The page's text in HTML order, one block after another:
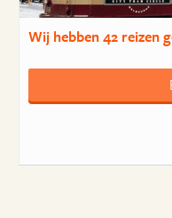
Wij hebben42 reizen